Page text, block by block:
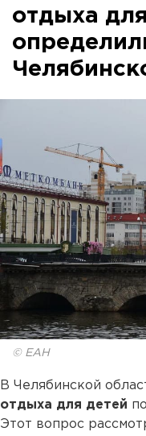
отдыха
© ЕАН
В Челябинской
отдыха для детей
Этот вопрос